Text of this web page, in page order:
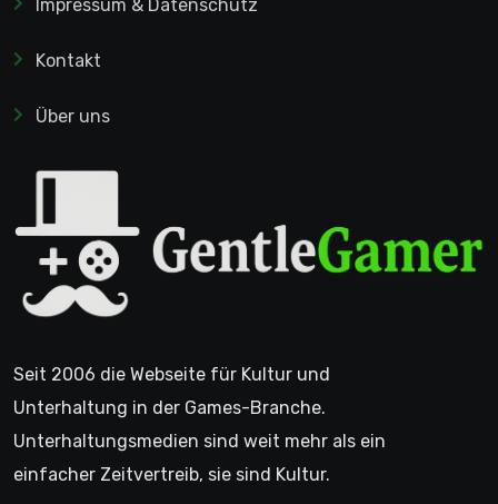
Impressum & Datenschutz
Kontakt
Über uns
Seit 2006 die Webseite für Kultur und
Unterhaltung in der Games-Branche.
Unterhaltungsmedien sind weit mehr als ein
einfacher Zeitvertreib, sie sind Kultur.